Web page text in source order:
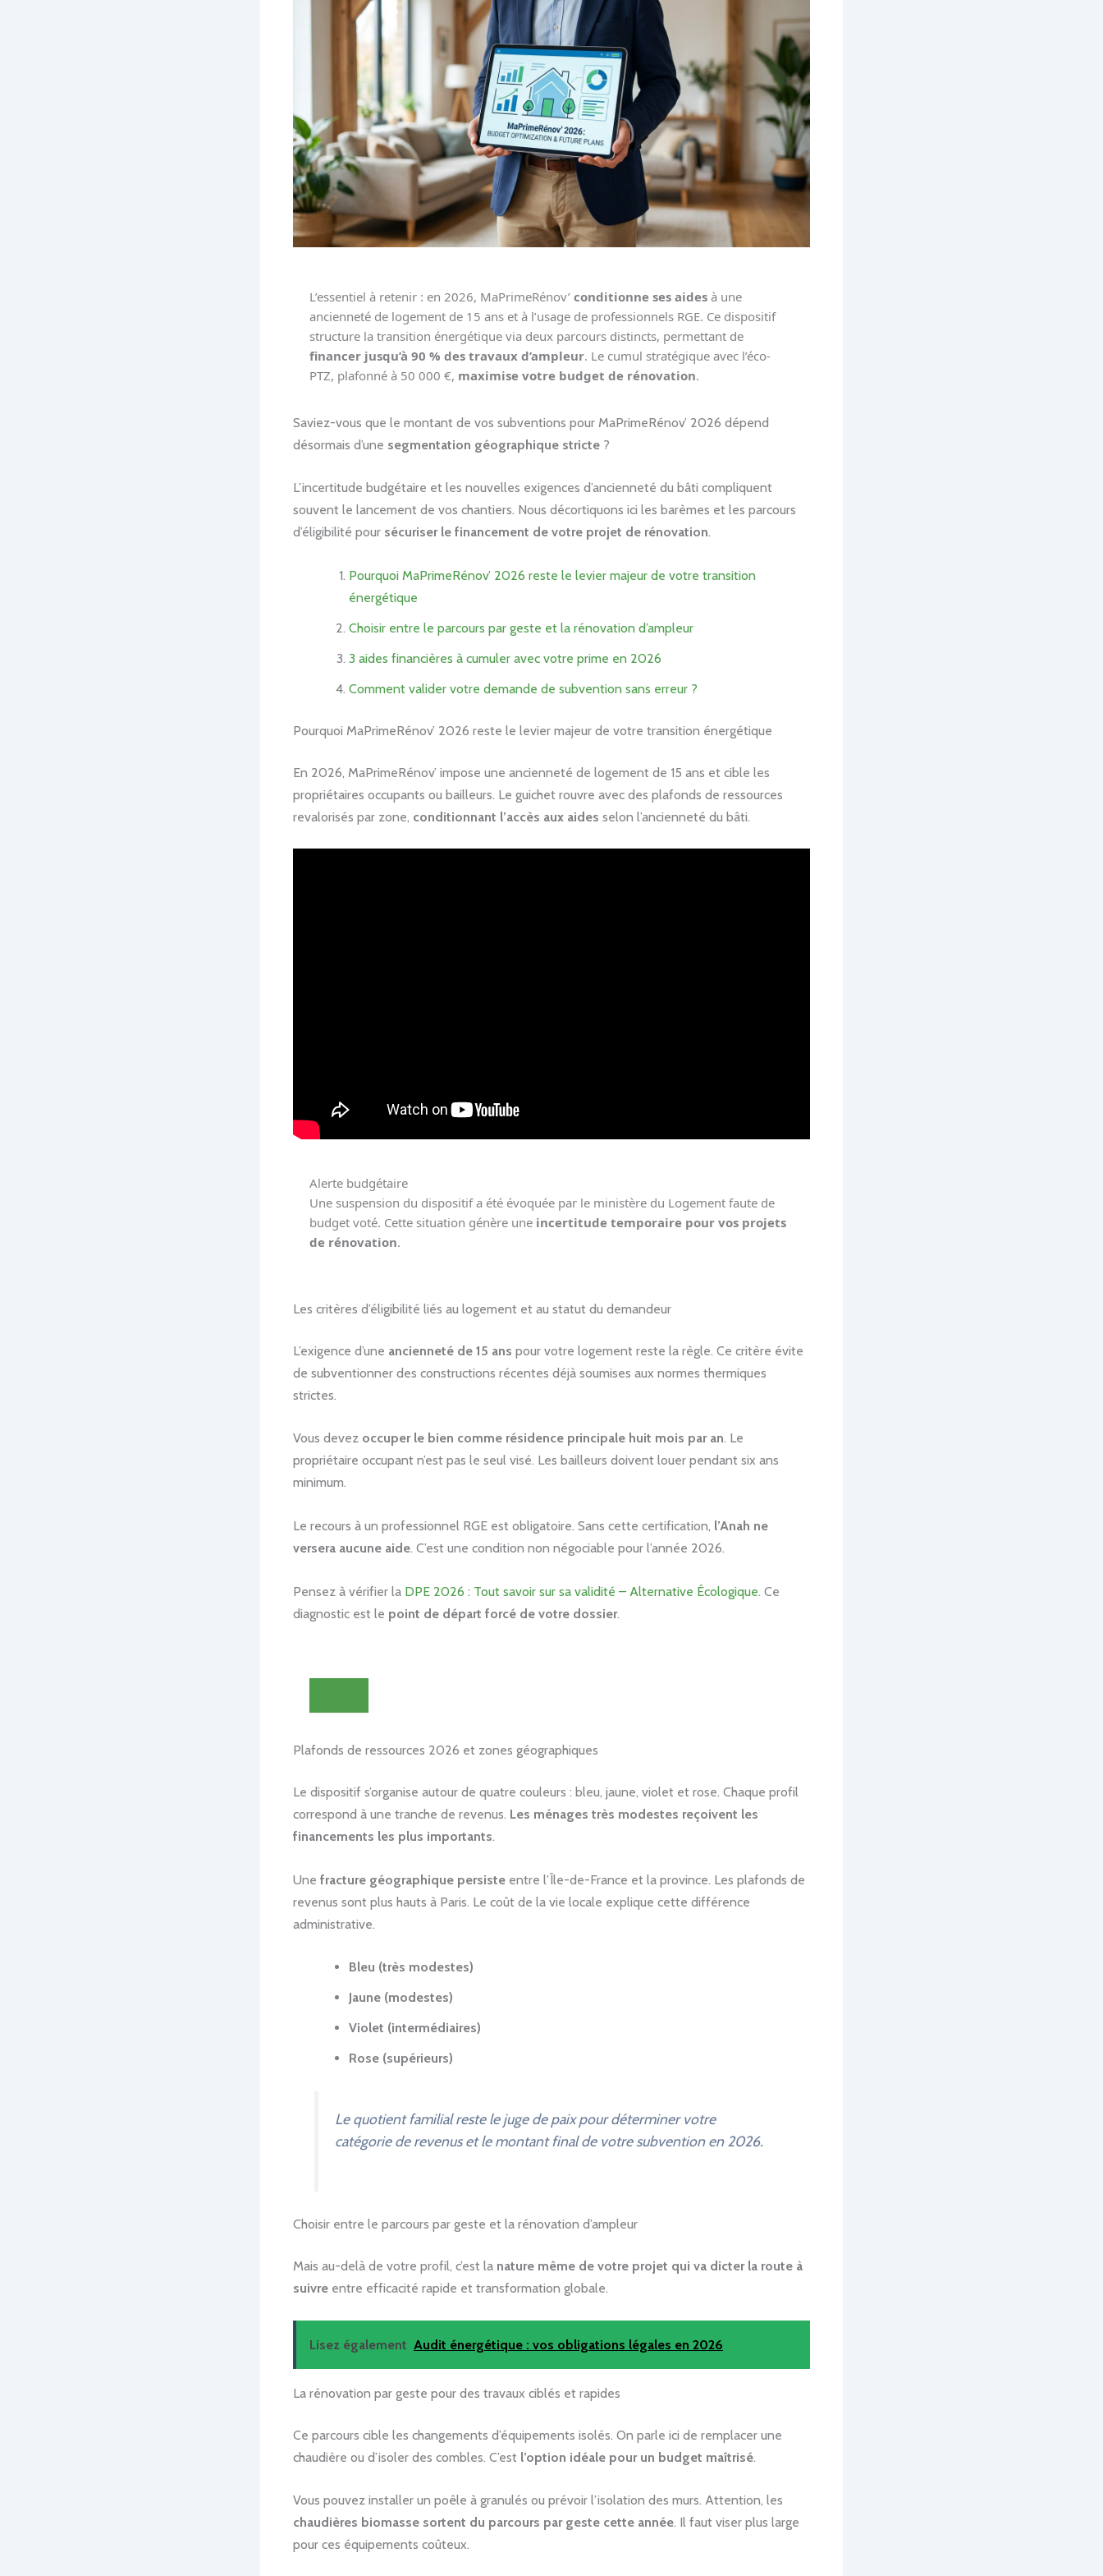
L’essentiel à retenir : en 2026, MaPrimeRénov’ conditionne ses aides à une
ancienneté de logement de 15 ans et à l’usage de professionnels RGE. Ce dispositif
structure la transition énergétique via deux parcours distincts, permettant de
financer jusqu’à 90 % des travaux d’ampleur. Le cumul stratégique avec l’éco-
PTZ, plafonné à 50 000 €, maximise votre budget de rénovation.
Saviez-vous que le montant de vos subventions pour MaPrimeRénov’ 2026 dépend
désormais d’une segmentation géographique stricte ?
L’incertitude budgétaire et les nouvelles exigences d’ancienneté du bâti compliquent
souvent le lancement de vos chantiers. Nous décortiquons ici les barèmes et les parcours
d’éligibilité pour sécuriser le financement de votre projet de rénovation.
Pourquoi MaPrimeRénov’ 2026 reste le levier majeur de votre transition
énergétique
Choisir entre le parcours par geste et la rénovation d’ampleur
3 aides financières à cumuler avec votre prime en 2026
Comment valider votre demande de subvention sans erreur ?
Pourquoi MaPrimeRénov’ 2026 reste le levier majeur de votre transition énergétique
En 2026, MaPrimeRénov’ impose une ancienneté de logement de 15 ans et cible les
propriétaires occupants ou bailleurs. Le guichet rouvre avec des plafonds de ressources
revalorisés par zone, conditionnant l’accès aux aides selon l’ancienneté du bâti.
Alerte budgétaire
Une suspension du dispositif a été évoquée par le ministère du Logement faute de
budget voté. Cette situation génère une incertitude temporaire pour vos projets
de rénovation.
Les critères d’éligibilité liés au logement et au statut du demandeur
L’exigence d’une ancienneté de 15 ans pour votre logement reste la règle. Ce critère évite
de subventionner des constructions récentes déjà soumises aux normes thermiques
strictes.
Vous devez occuper le bien comme résidence principale huit mois par an. Le
propriétaire occupant n’est pas le seul visé. Les bailleurs doivent louer pendant six ans
minimum.
Le recours à un professionnel RGE est obligatoire. Sans cette certification, l’Anah ne
versera aucune aide. C’est une condition non négociable pour l’année 2026.
Pensez à vérifier la DPE 2026 : Tout savoir sur sa validité – Alternative Écologique. Ce
diagnostic est le point de départ forcé de votre dossier.
Plafonds de ressources 2026 et zones géographiques
Le dispositif s’organise autour de quatre couleurs : bleu, jaune, violet et rose. Chaque profil
correspond à une tranche de revenus. Les ménages très modestes reçoivent les
financements les plus importants.
Une fracture géographique persiste entre l’Île-de-France et la province. Les plafonds de
revenus sont plus hauts à Paris. Le coût de la vie locale explique cette différence
administrative.
Bleu (très modestes)
Jaune (modestes)
Violet (intermédiaires)
Rose (supérieurs)
Le quotient familial reste le juge de paix pour déterminer votre
catégorie de revenus et le montant final de votre subvention en 2026.
Choisir entre le parcours par geste et la rénovation d’ampleur
Mais au-delà de votre profil, c’est la nature même de votre projet qui va dicter la route à
suivre entre efficacité rapide et transformation globale.
Lisez également Audit énergétique : vos obligations légales en 2026
La rénovation par geste pour des travaux ciblés et rapides
Ce parcours cible les changements d’équipements isolés. On parle ici de remplacer une
chaudière ou d’isoler des combles. C’est l’option idéale pour un budget maîtrisé.
Vous pouvez installer un poêle à granulés ou prévoir l’isolation des murs. Attention, les
chaudières biomasse sortent du parcours par geste cette année. Il faut viser plus large
pour ces équipements coûteux.